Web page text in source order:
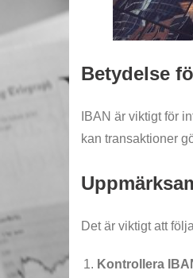
Betydelse
IBAN är viktigt för
kan transaktioner
Det är viktigt att
Kontrollera